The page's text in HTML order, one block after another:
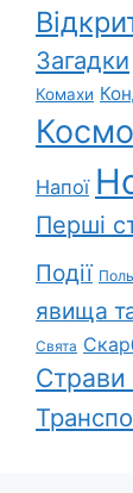
Загадки
Комахи
Напої
Перші
Події
явища
Свята
Страви